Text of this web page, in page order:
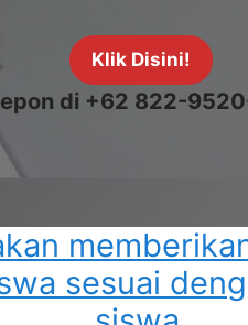
Klik Disini!
di +62 822-
sesuai